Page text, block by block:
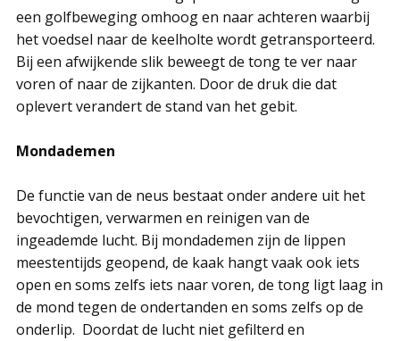
een golfbeweging omhoog en naar achteren waarbij
het voedsel naar de keelholte wordt getransporteerd.
Bij een afwijkende slik beweegt de tong te ver naar
voren of naar de zijkanten. Door de druk die dat
oplevert verandert de stand van het gebit.
Mondademen
De functie van de neus bestaat onder andere uit het
bevochtigen, verwarmen en reinigen van de
ingeademde lucht. Bij mondademen zijn de lippen
meestentijds geopend, de kaak hangt vaak ook iets
open en soms zelfs iets naar voren, de tong ligt laag in
de mond tegen de ondertanden en soms zelfs op de
onderlip. Doordat de lucht niet gefilterd en